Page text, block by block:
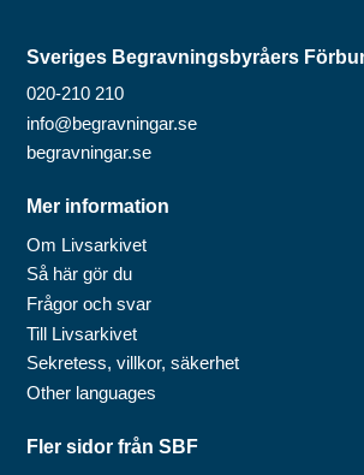
Sveriges Begravningsbyråers
020-210 210
info@begravningar.se
begravningar.se
Mer information
Om Livsarkivet
Så här gör du
Frågor och svar
Till Livsarkivet
Sekretess, villkor, säkerhet
Other languages
Fler sidor från SBF